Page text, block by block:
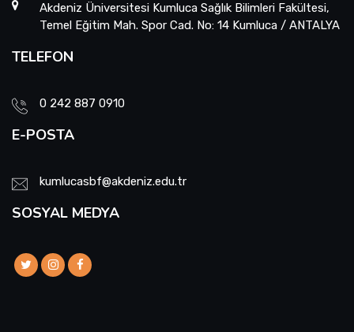
Akdeniz Üniversitesi Kumluca Sağlık Bilimleri Fakültesi,
Temel Eğitim Mah. Spor Cad. No: 14 Kumluca / ANTALYA
TELEFON
0 242 887 0910
E-POSTA
kumlucasbf@akdeniz.edu.tr
SOSYAL MEDYA